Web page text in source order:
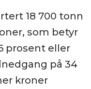
18 700 tonn
som betyr
prosent eller
på 34
kroner